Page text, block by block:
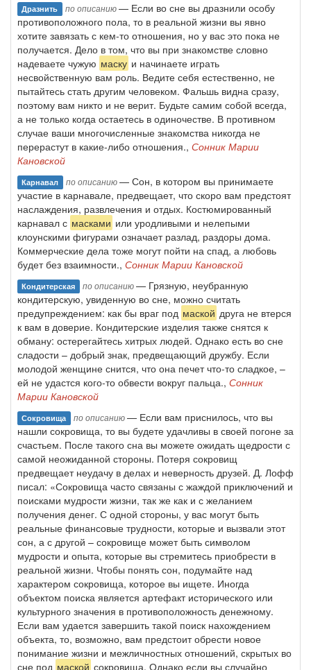
Дразнить по описанию— Если во сне вы дразнили особу
противоположного пола, то в реальной жизни вы явно
хотите завязать с кем-то отношения, но у вас это пока не
получается. Дело в том, что вы при знакомстве словно
надеваете чужую маску и начинаете играть
несвойственную вам роль. Ведите себя естественно, не
пытайтесь стать другим человеком. Фальшь видна сразу,
поэтому вам никто и не верит. Будьте самим собой всегда,
а не только когда остаетесь в одиночестве. В противном
случае ваши многочисленные знакомства никогда не
перерастут в какие-либо отношения., Сонник Марии
Кановской
Карнавал по описанию— Сон, в котором вы принимаете
участие в карнавале, предвещает, что скоро вам предстоят
наслаждения, развлечения и отдых. Костюмированный
карнавал с масками или уродливыми и нелепыми
клоунскими фигурами означает разлад, раздоры дома.
Коммерческие дела тоже могут пойти на спад, а любовь
будет без взаимности., Сонник Марии Кановской
Кондитерская по описанию— Грязную, неубранную
кондитерскую, увиденную во сне, можно считать
предупреждением: как бы враг под маской друга не втерся
к вам в доверие. Кондитерские изделия также снятся к
обману: остерегайтесь хитрых людей. Однако есть во сне
сладости – добрый знак, предвещающий дружбу. Если
молодой женщине снится, что она печет что-то сладкое, –
ей не удастся кого-то обвести вокруг пальца., Сонник
Марии Кановской
Сокровища по описанию— Если вам приснилось, что вы
нашли сокровища, то вы будете удачливы в своей погоне за
счастьем. После такого сна вы можете ожидать щедрости с
самой неожиданной стороны. Потеря сокровищ
предвещает неудачу в делах и неверность друзей. Д. Лофф
писал: «Сокровища часто связаны с жаждой приключений и
поисками мудрости жизни, так же как и с желанием
получения денег. С одной стороны, у вас могут быть
реальные финансовые трудности, которые и вызвали этот
сон, а с другой – сокровище может быть символом
мудрости и опыта, которые вы стремитесь приобрести в
реальной жизни. Чтобы понять сон, подумайте над
характером сокровища, которое вы ищете. Иногда
объектом поиска является артефакт исторического или
культурного значения в противоположность денежному.
Если вам удается завершить такой поиск нахождением
объекта, то, возможно, вам предстоит обрести новое
понимание жизни и межличностных отношений, скрытых во
сне под маской сокровища. Однако если вы случайно